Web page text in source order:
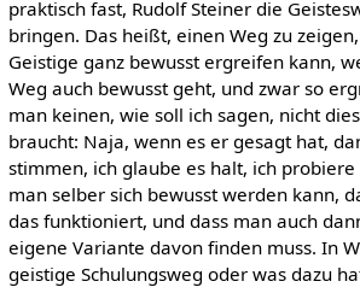
praktisch fast, Rudolf Steiner die
bringen. Das heißt, einen Weg zu
Geistige ganz bewusst ergreifen kann,
Weg auch bewusst geht, und zwar so
man keinen, wie soll ich sagen, nicht
braucht: Naja, wenn es er gesagt hat,
stimmen, ich glaube es halt, ich
man selber sich bewusst werden kann,
das funktioniert, und dass man auch
eigene Variante davon finden muss. In
geistige Schulungsweg oder was dazu